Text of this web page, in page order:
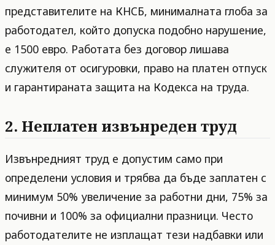
представителите на КНСБ, минималната глоба за
работодател, който допуска подобно нарушение,
е 1500 евро. Работата без договор лишава
служителя от осигуровки, право на платен отпуск
и гарантираната защита на Кодекса на труда.
2. Неплатен извънреден труд
Извънредният труд е допустим само при
определени условия и трябва да бъде заплатен с
минимум 50% увеличение за работни дни, 75% за
почивни и 100% за официални празници. Често
работодателите не изплащат тези надбавки или